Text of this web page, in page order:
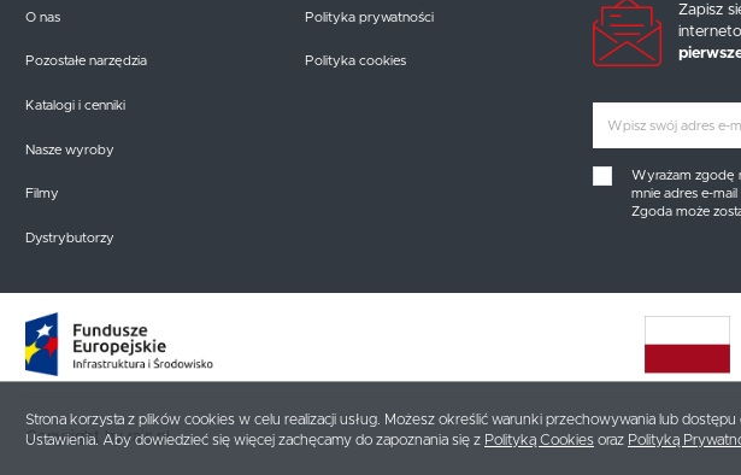
O nas
Pozostałe narzędzia
Katalogi i cenniki
Nasze wyroby
Filmy
Dystrybutorzy
Polityka prywatności
Polityka cookies
Zapisz
Wyrażam zgodę
mnie adres e-
Zgoda może
Copyright by rais.pl
Strona korzysta z plików cookies w celu realizacji usług. Możesz określić warunki przechowywania lub
Ustawienia. Aby dowiedzieć się więcej zachęcamy do zapoznania się z Polityką Cookies oraz Polityką